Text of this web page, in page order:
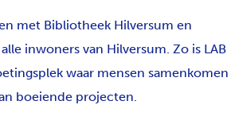
met Bibliotheek Hilversum en
inwoners van Hilversum. Zo is LAB
waar mensen samenkomen
boeiende projecten.